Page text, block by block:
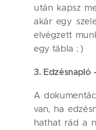
után kapsz
akár egy
elvégzett
egy tábla ; )
3. Edzésnapló
A
van, ha
hathat rád a